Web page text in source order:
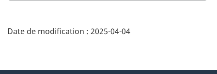
Date de modification : 2025-04-04